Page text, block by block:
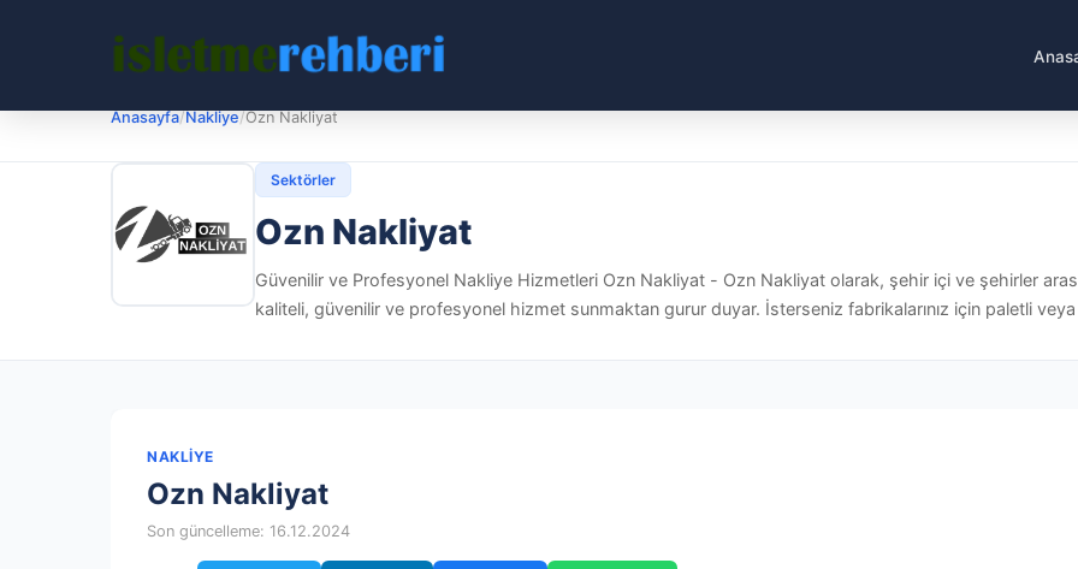
Anasayfa/Nakliye/Ozn Nakliyat
Sektörler
Ozn Nakliyat
Güvenilir ve Profesyonel Nakliye Hizmetleri Ozn Nakliyat - Ozn Nakliyat olarak, şehir içi ve şehirler
kaliteli, güvenilir ve profesyonel hizmet sunmaktan gurur duyar. İsterseniz fabrikalarınız için paletli
NAKLIYE
Ozn Nakliyat
Son güncelleme: 16.12.2024